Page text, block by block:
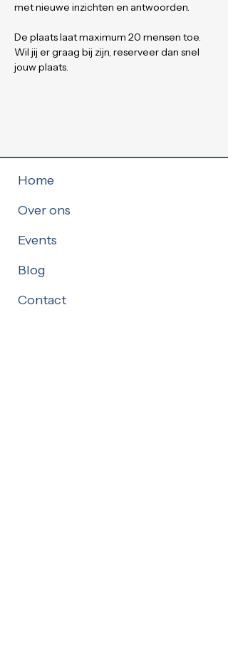
met nieuwe inzichten en antwoorden.
De plaats laat maximum 20 mensen toe.
Wil jij er graag bij zijn, reserveer dan snel
jouw plaats.
Home
Over ons
Events
Blog
Contact